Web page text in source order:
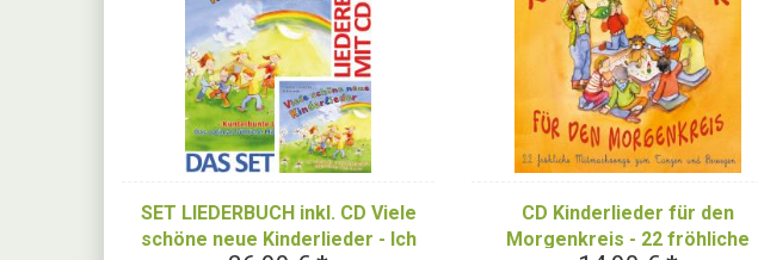
SET LIEDERBUCH inkl. CD Viele
schöne neue Kinderlieder - Ich
CD Kinderlieder für den
Morgenkreis - 22 fröhliche